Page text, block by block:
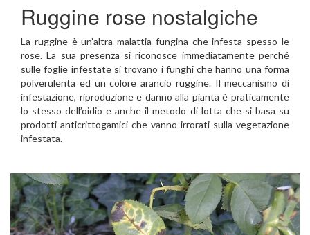
Ruggine rose nostalgiche
La ruggine è un’altra malattia fungina che infesta spesso le
rose. La sua presenza si riconosce immediatamente perché
sulle foglie infestate si trovano i funghi che hanno una forma
polverulenta ed un colore arancio ruggine. Il meccanismo di
infestazione, riproduzione e danno alla pianta è praticamente
lo stesso dell’oidio e anche il metodo di lotta che si basa su
prodotti anticrittogamici che vanno irrorati sulla vegetazione
infestata.